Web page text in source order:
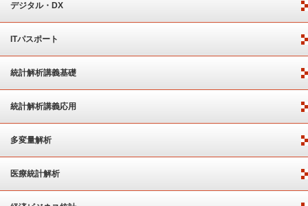
デジタル・DX
ITパスポート
統計解析講義基礎
統計解析講義応用
多変量解析
医療統計解析